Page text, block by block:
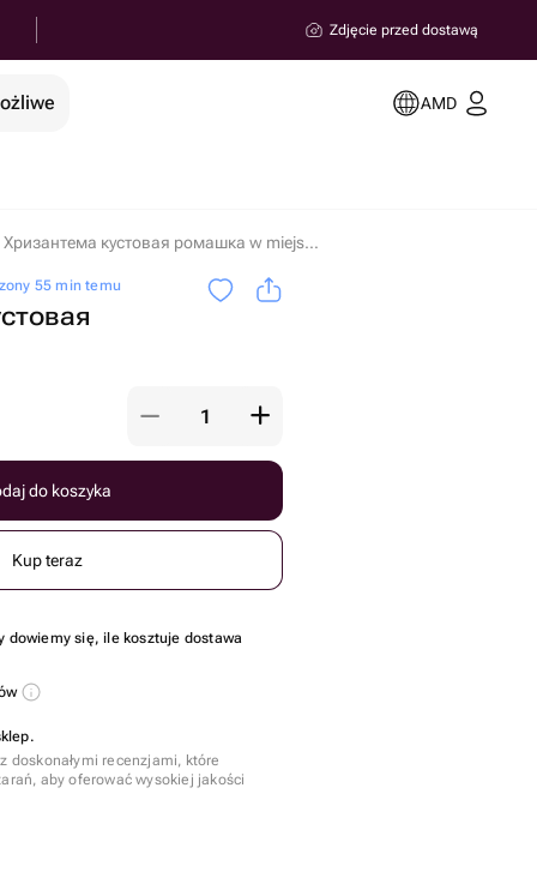
Zdjęcie przed dostawą
AMD
Хризантема кустовая ромашка w miejscowości Erywań
55 min temu
do koszyka
Kup teraz
dowiemy się, ile kosztuje dostawa
doskonałymi recenzjami, które
aby oferować wysokiej jakości